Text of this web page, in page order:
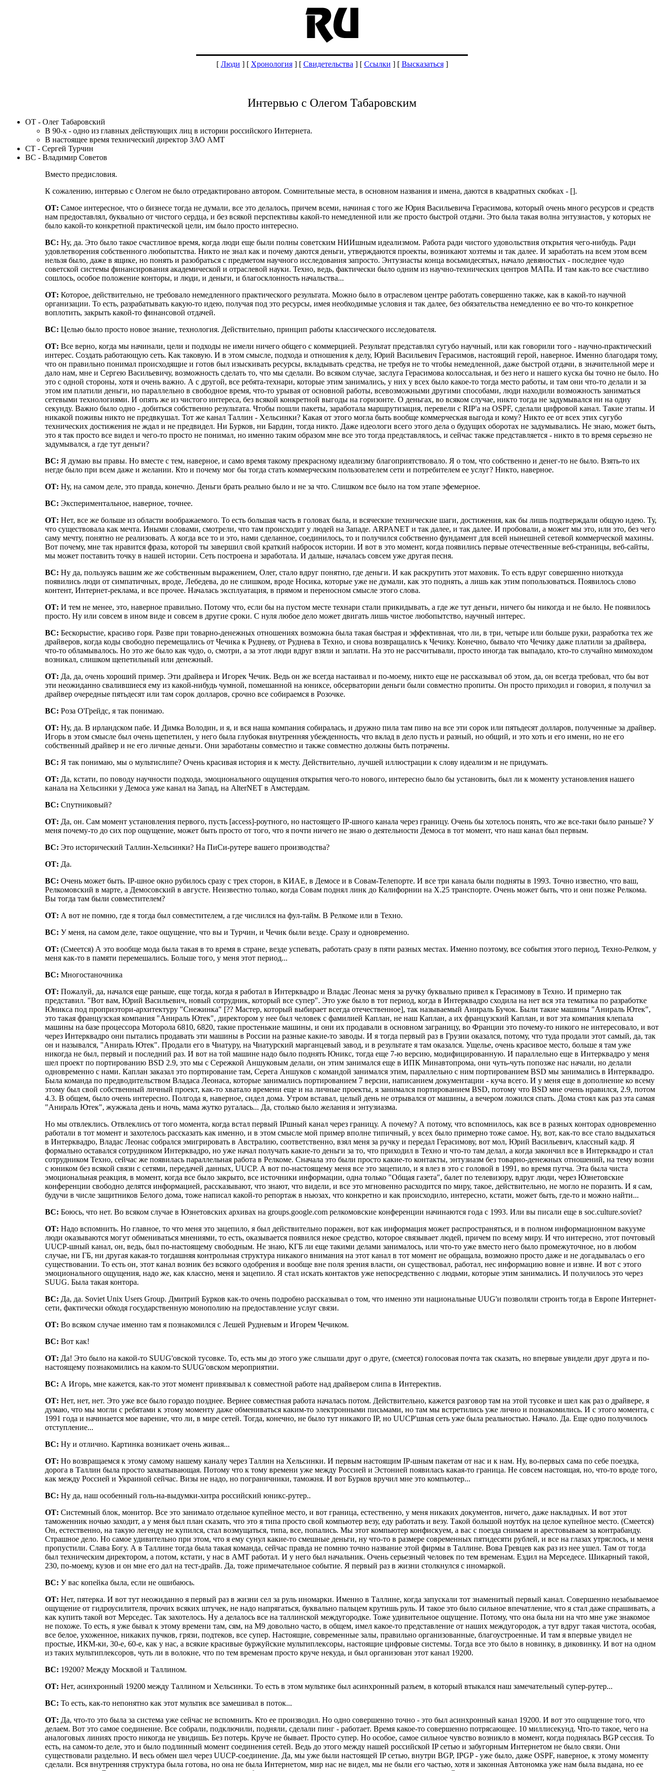
[ Люди ] [ Хронология] [ Свидетельства ] [ Ссылки ] [ Высказаться]
Интервью с Олегом Табаровским
ОТ - Олег Табаровский
В 90-х - одно из главных действующих лиц в истории российского Интернета.
В настоящее время технический директор ЗАО АМТ
СТ - Сергей Турчин
ВС - Владимир Советов
Вместо предисловия.
К сожалению, интервью с Олегом не было отредактировано автором. Сомнительные места, в основном названия и имена, даются в квадратных скобках - [].
ОТ: Самое интересное, что о бизнесе тогда не думали, все это делалось, причем всеми, начиная с того же Юрия Васильевича Герасимова, который очень много ресурсов и средств
нам предоставлял, буквально от чистого сердца, и без всякой перспективы какой-то немедленной или же просто быстрой отдачи. Это была такая волна энтузиастов, у которых не
было какой-то конкретной практической цели, им было просто интересно.
ВС: Ну, да. Это было такое счастливое время, когда люди еще были полны советским НИИшным идеализмом. Работа ради чистого удовольствия открытия чего-нибудь. Ради
удовлетворения собственного любопытства. Никто не знал как и почему даются деньги, утверждаются проекты, возникают хозтемы и так далее. И заработать на всем этом всем
нельзя было, даже в ящике, но понять и разобраться с предметом научного исследования запросто. Энтузиасты конца восьмидесятых, начало девяностых - последнее чудо
советской системы финансирования академической и отраслевой науки. Техно, ведь, фактически было одним из научно-технических центров МАПа. И там как-то все счастливо
сошлось, особое положение конторы, и люди, и деньги, и благосклонность начальства...
ОТ: Которое, действительно, не требовало немедленного практического результата. Можно было в отраслевом центре работать совершенно также, как в какой-то научной
организации. То есть, разрабатывать какую-то идею, получая под это ресурсы, имея необходимые условия и так далее, без обязательства немедленно ее во что-то конкретное
воплотить, закрыть какой-то финансовой отдачей.
ВС: Целью было просто новое знание, технология. Действительно, принцип работы классического исследователя.
ОТ: Все верно, когда мы начинали, цели и подходы не имели ничего общего с коммерцией. Результат представлял сугубо научный, или как говорили того - научно-практический
интерес. Создать работающую сеть. Как таковую. И в этом смысле, подхода и отношения к делу, Юрий Васильевич Герасимов, настоящий герой, наверное. Именно благодаря тому,
что он правильно понимал происходящие и готов был изыскивать ресурсы, вкладывать средства, не требуя не то чтобы немедленной, даже быстрой отдачи, в значительной мере и
дало нам, мне и Сергею Васильевичу, возможность сделать то, что мы сделали. Во всяком случае, заслуга Герасимова колоссальная, и без него и нашего куска бы точно не было. Но
это с одной стороны, хотя и очень важно. А с другой, все ребята-технари, которые этим занимались, у них у всех было какое-то тогда место работы, и там они что-то делали и за
этом им платили деньги, но параллельно в свободное время, что-то урывая от основной работы, всевозможными другими способами, люди находили возможность заниматься
сетевыми технологиями. И опять же из чистого интереса, без всякой конкретной выгоды на горизонте. О деньгах, во всяком случае, никто тогда не задумывался ни на одну
секунду. Важно было одно - добиться собственно результата. Чтобы пошли пакеты, заработала маршрутизация, перевели с RIP'а на OSPF, сделали цифровой канал. Такие этапы. И
никакой поживы никто не предвкушал. Тот же канал Таллин - Хельсинки? Какая от этого могла быть вообще коммерческая выгода и кому? Никто ее от всех этих сугубо
технических достижения не ждал и не предвидел. Ни Бурков, ни Бардин, тогда никто. Даже идеологи всего этого дела о будущих оборотах не задумывались. Не знаю, может быть,
это я так просто все видел и чего-то просто не понимал, но именно таким образом мне все это тогда представлялось, и сейчас также представляется - никто в то время серьезно не
задумывался, а где тут деньги?
ВС: Я думаю вы правы. Но вместе с тем, наверное, и само время такому прекрасному идеализму благоприятствовало. Я о том, что собственно и денег-то не было. Взять-то их
негде было при всем даже и желании. Кто и почему мог бы тогда стать коммерческим пользователем сети и потребителем ее услуг? Никто, наверное.
ОТ: Ну, на самом деле, это правда, конечно. Деньги брать реально было и не за что. Слишком все было на том этапе эфемерное.
ВС: Экспериментальное, наверное, точнее.
ОТ: Нет, все же больше из области воображаемого. То есть большая часть в головах была, и всяческие технические шаги, достижения, как бы лишь подтверждали общую идею. Ту,
что существовала как мечта. Иными словами, смотрели, что там происходит у людей на Западе. ARPANET и так далее, и так далее. И пробовали, а может мы это, или это, без чего
саму мечту, понятно не реализовать. А когда все то и это, нами сделанное, соединилось, то и получился собственно фундамент для всей нынешней сетевой коммерческой махины.
Вот почему, мне так нравится фраза, которой ты завершил свой краткий набросок истории. И вот в это момент, когда появились первые отечественные веб-страницы, веб-сайты,
мы может поставить точку в нашей истории. Сеть построена и заработала. И дальше, началась совсем уже другая песня.
ВС: Ну да, пользуясь вашим же же собственным выражением, Олег, cтало вдруг понятно, где деньги. И как раскрутить этот маховик. То есть вдруг совершенно ниоткуда
появились люди от симпатичных, вроде, Лебедева, до не слишком, вроде Носика, которые уже не думали, как это поднять, а лишь как этим попользоваться. Появилось слово
контент, Интернет-реклама, и все прочее. Началась эксплуатация, в прямом и переносном смысле этого слова.
ОТ: И тем не менее, это, наверное правильно. Потому что, если бы на пустом месте технари стали прикидывать, а где же тут деньги, ничего бы никогда и не было. Не появилось
просто. Ну или совсем в ином виде и совсем в другие сроки. С нуля любое дело может двигать лишь чистое любопытство, научный интерес.
ВС: Бескорыстие, красиво горя. Разве при товарно-денежных отношениях возможна была такая быстрая и эффективная, что ли, в три, четыре или больше руки, разработка тех же
драйверов, когда коды свободно перемещались от Чечика к Рудневу, от Руднева в Техно, и снова возвращались к Чечику. Конечно, бывало что Чечику даже платили за драйвера,
что-то обламывалось. Но это же было как чудо, о, смотри, а за этот люди вдруг взяли и заплати. На это не рассчитывали, просто иногда так выпадало, кто-то случайно мимоходом
возникал, слишком щепетильный или денежный.
ОТ: Да, да, очень хороший пример. Эти драйвера и Игорек Чечик. Ведь он же всегда настаивал и по-моему, никто еще не рассказывал об этом, да, он всегда требовал, что бы вот
эти неожиданно свалившиеся ему из какой-нибудь чумной, помешанной на юниксе, обсерватории деньги были совместно пропиты. Он просто приходил и говорил, я получил за
драйвер очередные пятьдесят или там сорок долларов, срочно все собираемся в Розочке.
ВС: Роза О'Грейдс, я так понимаю.
ОТ: Ну, да. В ирландском пабе. И Димка Володин, и я, и вся наша компания собиралась, и дружно пила там пиво на все эти сорок или пятьдесят долларов, полученные за драйвер.
Игорь в этом смысле был очень щепетилен, у него была глубокая внутренняя убежденность, что вклад в дело пусть и разный, но общий, и это хоть и его имени, но не его
собственный драйвер и не его личные деньги. Они заработаны совместно и также совместно должны быть потрачены.
ВС: Я так понимаю, мы о мультислипе? Очень красивая история и к месту. Действительно, лучшей иллюстрации к слову идеализм и не придумать.
ОТ: Да, кстати, по поводу научности подхода, эмоционального ощущения открытия чего-то нового, интересно было бы установить, был ли к моменту установления нашего
канала на Хельсинки у Демоса уже канал на Запад, на AlterNET в Амстердам.
ВС: Спутниковый?
ОТ: Да, он. Сам момент установления первого, пусть [access]-роутного, но настоящего IP-шного канала через границу. Очень бы хотелось понять, что же все-таки было раньше? У
меня почему-то до сих пор ощущение, может быть просто от того, что я почти ничего не знаю о деятельности Демоса в тот момент, что наш канал был первым.
ВС: Это исторический Таллин-Хельсинки? На ПиСи-рутере вашего производства?
ОТ: Да.
ВС: Очень может быть. IP-шное окно рубилось сразу с трех сторон, в КИАЕ, в Демосе и в Совам-Телепорте. И все три канала были подняты в 1993. Точно известно, что ваш,
Релкомовский в марте, а Демосовский в августе. Неизвестно только, когда Совам поднял линк до Калифорнии на X.25 транспорте. Очень может быть, что и они позже Релкома.
Вы тогда там были совместителем?
ОТ: А вот не помню, где я тогда был совместителем, а где числился на фул-тайм. В Релкоме или в Техно.
ВС: У меня, на самом деле, такое ощущение, что вы и Турчин, и Чечик были везде. Сразу и одновременно.
ОТ: (Смеется) А это вообще мода была такая в то время в стране, везде успевать, работать сразу в пяти разных местах. Именно поэтому, все события этого период, Техно-Релком, у
меня как-то в памяти перемешались. Больше того, у меня этот период...
ВС: Многостаночника
ОТ: Пожалуй, да, начался еще раньше, еще тогда, когда я работал в Интерквадро и Владас Леонас меня за ручку буквально привел к Герасимову в Техно. И примерно так
представил. "Вот вам, Юрий Васильевич, новый сотрудник, который все супер". Это уже было в тот период, когда в Интерквадро сходила на нет вся эта тематика по разработке
Юникса под проприэтори-архитектуру "Снежинка" [?? Мастер, который выбирает всегда отечественное], так называемый Анираль Бучок. Были такие машины "Анираль Ютек",
это такая французская компания "Анираль Ютек", директором у нее был человек с фамилией Каплан, не наш Каплан, а их французский Каплан, и вот эта компания клепала
машины на базе процессора Моторола 6810, 6820, такие простенькие машины, и они их продавали в основном заграницу, во Франции это почему-то никого не интересовало, и вот
через Интерквадро они пытались продавать эти машины в России на разные какие-то заводы. И я тогда первый раз в Грузии оказался, потому, что туда продали этот самый, да, так
он и назывался, "Анираль Ютек". Продали его в Чиатуру, на Чиатурский марганцевый завод, и в результате я там оказался. Ущелье, очень красивое место, больше я там уже
никогда не был, первый и последний раз. И вот на той машине надо было поднять Юникс, тогда еще 7-ю версию, модифицированную. И параллельно еще в Интерквадро у меня
шел проект по портированию BSD 2.9, это мы с Сережкой Аншуковым делали, он этим занимался еще в ИПК Минавтопрома, они чуть-чуть попозже нас начали, но делали
одновременно с нами. Каплан заказал это портирование там, Серега Аншуков с командой занимался этим, параллельно с ним портированием BSD мы занимались в Интерквадро.
Была команда по предводительством Владаса Леонаса, которые занимались портированием 7 версии, написанием документации - куча всего. И у меня еще в дополнение ко всему
этому был свой собственный личный проект, как-то хватало времени еще и на личные проекты, я занимался портированием BSD, потому что BSD мне очень нравился, 2.9, потом
4.3. В общем, было очень интересно. Полгода я, наверное, сидел дома. Утром вставал, целый день не отрывался от машины, а вечером ложился спать. Дома стоял как раз эта самая
"Анираль Ютек", жужжала день и ночь, мама жутко ругалась... Да, столько было желания и энтузиазма.
Но мы отвлеклись. Отвлеклись от того момента, когда встал первый IPшный канал через границу. А почему? А потому, что вспомнилось, как все в разных конторах одновременно
работали в тот момент и захотелось рассказать как именно, и в этом смысле мой пример вполне типичный, у всех было примерно тоже самое. Ну, вот, как-то все стало выдыхаться
в Интерквадро, Владас Леонас собрался эмигрировать в Австралию, соответственно, взял меня за ручку и передал Герасимову, вот мол, Юрий Васильевич, классный кадр. Я
формально оставался сотрудником Интерквадро, но уже начал получать какие-то деньги за то, что приходил в Техно и что-то там делал, а когда закончил все в Интерквадро и стал
сотрудником Техно, сейчас же появилась параллельная работа в Релкоме. Сначала это были просто какие-то контакты, энтузиазм без товарно-денежных отношений, на тему возни
с юником без всякой связи с сетями, передачей данных, UUCP. А вот по-настоящему меня все это зацепило, и я влез в это с головой в 1991, во время путча. Эта была чиста
эмоциональная реакция, в момент, когда все было закрыто, все источники информации, одна только "Общая газета", балет по телевизору, вдруг люди, через Юзнетовские
конференции свободно делятся информацией, рассказывают, что знают, что видели, и все это мгновенно расходится по миру, такое, действительно, не могло не поразить. И я сам,
будучи в числе защитников Белого дома, тоже написал какой-то репортаж в ньюзах, что конкретно и как происходило, интересно, кстати, может быть, где-то и можно найти...
ВС: Боюсь, что нет. Во всяком случае в Юзнетовских архивах на groups.google.com релкомовские конференции начинаются года с 1993. Или вы писали еще в soc.culture.soviet?
ОТ: Надо вспомнить. Но главное, то что меня это зацепило, я был действительно поражен, вот как информация может распространяться, и в полном информационном вакууме
люди оказываются могут обмениваться мнениями, то есть, оказывается появился некое средство, которое связывает людей, причем по всему миру. И что интересно, этот почтовый
UUCP-шный канал, он, ведь, был по-настоящему свободным. Не знаю, КГБ ли еще такими делами занималось, или что-то уже вместо него было промежуточное, но в любом
случае, ни ГБ, ни другая какая-то тогдашняя контрольная структура никакого внимания на этот канал в тот момент не обращала, возможно просто даже и не догадывалась о его
существовании. То есть он, этот канал возник без всякого одобрения и вообще вне поля зрения власти, он существовал, работал, нес информацию вовне и извне. И вот с этого
эмоционального ощущения, надо же, как классно, меня и зацепило. Я стал искать контактов уже непосредственно с людьми, которые этим занимались. И получилось это через
SUUG. Была такая контора.
ВС: Да, да. Soviet Uniх Users Group. Дмитрий Бурков как-то очень подробно рассказывал о том, что именно эти национальные UUG'и позволяли строить тогда в Европе Интернет-
сети, фактически обходя государственную монополию на предоставление услуг связи.
ОТ: Во всяком случае именно там я познакомился с Лешей Рудневым и Игорем Чечиком.
ВС: Вот как!
ОТ: Да! Это было на какой-то SUUG'овской тусовке. То, есть мы до этого уже слышали друг о друге, (смеется) голосовая почта так сказать, но впервые увидели друг друга и по-
настоящему познакомились на каком-то SUUG'овском мероприятии.
ВС: А Игорь, мне кажется, как-то этот момент привязывал к совместной работе над драйвером слипа в Интеректив.
ОТ: Нет, нет, нет. Это уже все было гораздо позднее. Вернее совместная работа началась потом. Действительно, кажется разговор там на этой тусовке и шел как раз о драйвере, я
думаю, что мы могли с ребятами к этому моменту даже обмениваться каким-то электронными письмами, но там мы встретились уже лично и познакомились. И с этого момента, с
1991 года и начинается мое варение, что ли, в мире сетей. Тогда, конечно, не было тут никакого IP, но UUCP'шная сеть уже была реальностью. Начало. Да. Еще одно получилось
отступление...
ВС: Ну и отлично. Картинка возникает очень живая...
ОТ: Но возвращаемся к этому самому нашему каналу через Таллин на Хельсинки. И первым настоящим IP-шным пакетам от нас и к нам. Ну, во-первых сама по себе поездка,
дорога в Таллин была просто захватывающая. Потому что к тому времени уже между Россией и Эстонией появилась какая-то граница. Не совсем настоящая, но, что-то вроде того,
как между Россией и Украиной сейчас. Визы не надо, но пограничники, таможня. И вот Бурков вручил мне это компьютер...
ВС: Ну да, наш особенный голь-на-выдумки-хитра российский юникс-рутер..
ОТ: Системный блок, монитор. Все это занимало отдельное купейное место, и вот граница, естественно, у меня никаких документов, ничего, даже накладных. И вот этот
таможенник ночью заходит, а у меня был план сказать, что это я типа просто свой компьютер везу, еду работать и везу. Такой большой ноутбук на целое купейное место. (Смеется)
Он, естественно, на такую легенду не купился, стал возмущаться, типа, все, попались. Мы этот компьютер конфискуем, а вас с поезда снимаем и арестовываем за контрабанду.
Страшное дело. Но самое удивительно при этом, что я ему сунул какие-то смешные деньги, ну что-то в размере современных пятидесяти рублей, и все на глазах утряслось, и меня
пропустили. Слава Богу. А в Таллине тогда была такая команда, сейчас правда не помню точно название этой фирмы в Таллине. Вова Гревцев как раз из нее ушел. Там от тогда
был техническим директором, а потом, кстати, у нас в АМТ работал. И у него был начальник. Очень серьезный человек по тем временам. Ездил на Мерседесе. Шикарный такой,
230, по-моему, кузов и он мне его дал на тест-драйв. Да, тоже примечательное событие. Я первый раз в жизни столкнулся с иномаркой.
ВС: У вас копейка была, если не ошибаюсь.
ОТ: Нет, пятерка. И вот тут неожиданно я первый раз в жизни сел за руль иномарки. Именно в Таллине, когда запускали тот знаменитый первый канал. Совершенно незабываемое
ощущение от гидроусилителя, прочих всяких штучек, не надо напрягаться, буквально пальцем крутишь руль. И такое это было сильное впечатление, что я стал даже спрашивать, а
как купить такой вот Мерседес. Так захотелось. Ну а делалось все на таллинской междугородке. Тоже удивительное ощущение. Потому, что она была ни на что мне уже знакомое
не похоже. То есть, я уже бывал к этому времени там, сям, на М9 довольно часто, в общем, имел какое-то представление от наших междугородок, а тут вдруг такая чистота, особая,
все белое, ухоженное, никаких пучков, грязи, подтеков, все супер. Настоящие, современные залы, правильно организованные, благоустроенные. И там я впервые увидел не
простые, ИКМ-ки, 30-е, 60-е, как у нас, а всякие красивые буржуйские мультиплексоры, настоящие цифровые системы. Тогда все это было в новинку, в диковинку. И вот на одном
из таких мультиплексоров, чуть ли в волокне, что по тем временам просто круче некуда, и был организован этот канал 19200.
ВС: 19200? Между Москвой и Таллином.
ОТ: Нет, асинхронный 19200 между Таллином и Хельсинки. То есть в этом мультике был асинхронный разъем, в который втыкался наш замечательный супер-рутер...
ВС: То есть, как-то непонятно как этот мультик все замешивал в поток...
ОТ: Да, что-то это была за система уже сейчас не вспомнить. Кто ее производил. Но одно совершенно точно - это был асинхронный канал 19200. И вот это ощущение того, что
делаем. Вот это самое соединение. Все собрали, подключили, подняли, сделали пинг - работает. Время какое-то совершенно потрясающее. 10 миллисекунд. Что-то такое, чего на
аналоговых линиях просто никогда не увидишь. Без потерь. Круче не бывает. Просто супер. Но особое, самое сильное чувство возникло в момент, когда поднялась BGP сессия. То
есть, на самом-то деле, это и было подлинный момент соединения сетей. Ведь до этого между нашей российской IP сетью и забугорным Интернетом не было связи. Они
существовали раздельно. И весь обмен шел через UUCP-соединение. Да, мы уже были настоящей IP сетью, внутри BGP, IPGP - уже было, даже OSPF, наверное, к этому моменту
сделали. Вся внутренняя структура была готова, но она не была Интернетом, мир нас не видел, мы не были его частью, хотя и законная Автономка уже нам была выдана, но ее